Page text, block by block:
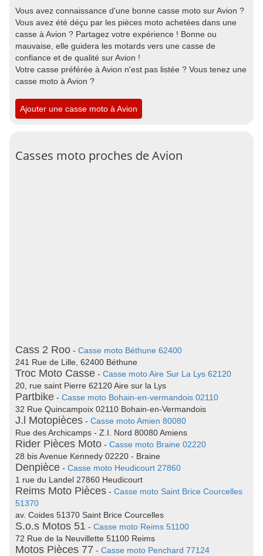
Vous avez connaissance d'une bonne casse moto sur Avion ?
Vous avez été déçu par les pièces moto achetées dans une
casse à Avion ? Partagez votre expérience ! Bonne ou
mauvaise, elle guidera les motards vers une casse de
confiance et de qualité sur Avion !
Votre casse préférée à Avion n'est pas listée ? Vous tenez une
casse moto à Avion ?
Ajouter une casse moto à Avion
Casses moto proches de Avion
Cass 2 Roo - Casse moto Béthune 62400
241 Rue de Lille, 62400 Béthune
Troc Moto Casse - Casse moto Aire Sur La Lys 62120
20, rue saint Pierre 62120 Aire sur la Lys
Partbike - Casse moto Bohain-en-vermandois 02110
32 Rue Quincampoix 02110 Bohain-en-Vermandois
J.l Motopièces - Casse moto Amien 80080
Rue des Archicamps - Z.I. Nord 80080 Amiens
Rider Pièces Moto - Casse moto Braine 02220
28 bis Avenue Kennedy 02220 - Braine
Denpièce - Casse moto Heudicourt 27860
1 rue du Landel 27860 Heudicourt
Reims Moto Pièces - Casse moto Saint Brice Courcelles
51370
av. Coides 51370 Saint Brice Courcelles
S.o.s Motos 51 - Casse moto Reims 51100
72 Rue de la Neuvillette 51100 Reims
Motos Pièces 77 - Casse moto Penchard 77124